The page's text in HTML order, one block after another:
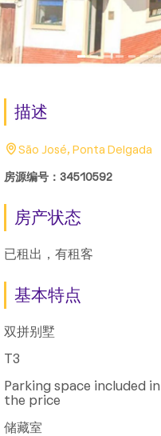
描述
São José, Ponta Delgada
房源编号：34510592
房产状态
已租出，有租客
基本特点
双拼别墅
T3
Parking space included in
the price